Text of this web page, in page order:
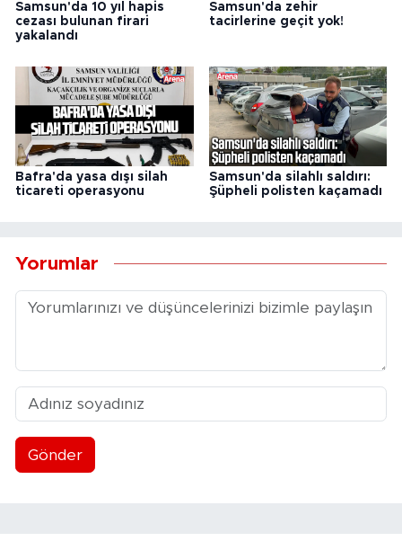
Samsun'da 10 yıl hapis
cezası bulunan firari
yakalandı
Samsun'da zehir
tacirlerine geçit yok!
Bafra'da yasa dışı silah
ticareti operasyonu
Samsun'da silahlı saldırı:
Şüpheli polisten kaçamadı
Yorumlar
Gönder